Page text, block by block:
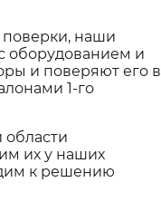
поверки, наши
оборудованием и
и поверяют его в
1-го
их у наших
к решению